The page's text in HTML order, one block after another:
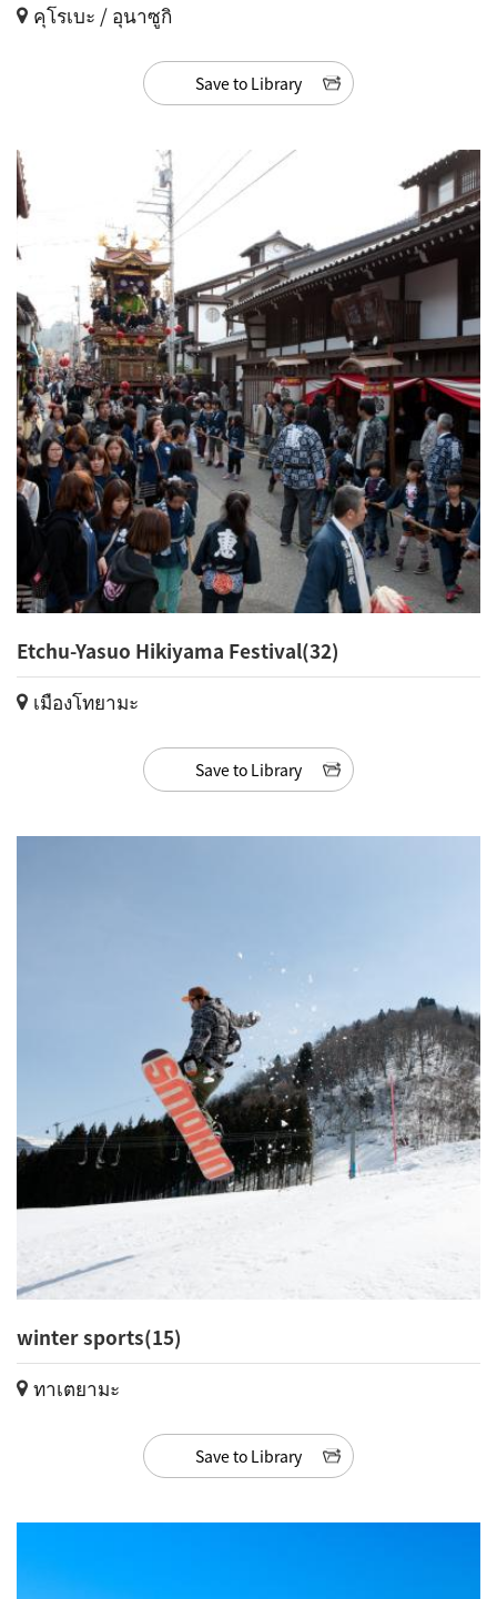
คุโรเบะ / อุนาซูกิ
Save to Library
Etchu-Yasuo Hikiyama Festival(32)
เมืองโทยามะ
Save to Library
winter sports(15)
ทาเตยามะ
Save to Library